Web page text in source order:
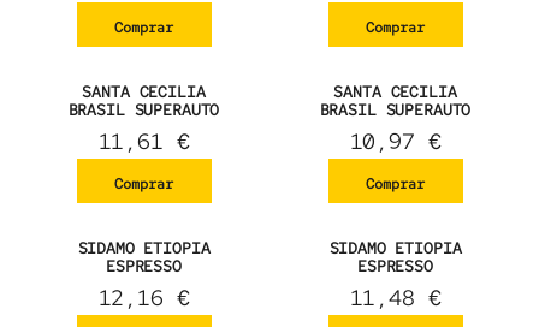
Comprar Comprar
SANTA CECILIA
BRASIL SUPERAUTO
11,61 €
Comprar
SANTA CECILIA
BRASIL SUPERAUTO
10,97 €
Comprar
SIDAMO ETIOPIA
ESPRESSO
12,16 €
SIDAMO ETIOPIA
ESPRESSO
11,48 €